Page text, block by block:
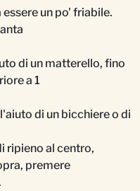
essere un po' friabile.
di un matterello, fino
a 1
di un bicchiere o di
ripieno al centro,
premere